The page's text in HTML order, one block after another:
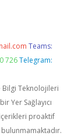
Teams:
726 Telegram:
Bilgi Teknolojileri
Yer Sağlayıcı
proaktif